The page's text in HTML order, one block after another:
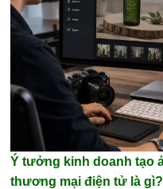
Ý tưởng kinh doanh tạo
thương mại điện tử là gì?